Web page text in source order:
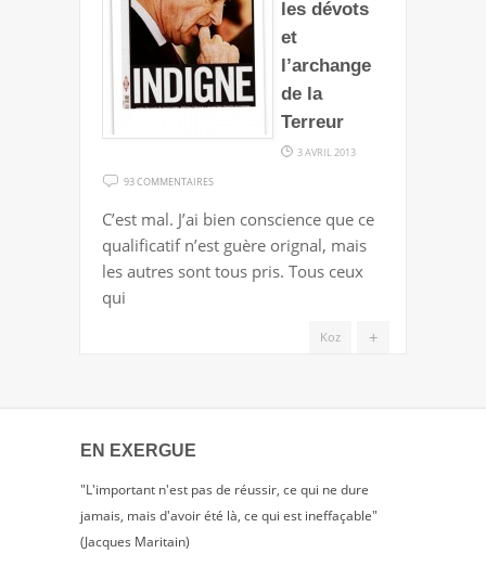
les dévots
et
l’archange
de la
Terreur
3 AVRIL 2013
93 COMMENTAIRES
LES
DÉVOTS
ET
C’est mal. J’ai bien conscience que ce
qualificatif n’est guère orignal, mais
les autres sont tous pris. Tous ceux
qui
+
Koz
EN EXERGUE
"L'important n'est pas de réussir, ce qui ne dure
jamais, mais d'avoir été là, ce qui est ineffaçable"
(Jacques Maritain)